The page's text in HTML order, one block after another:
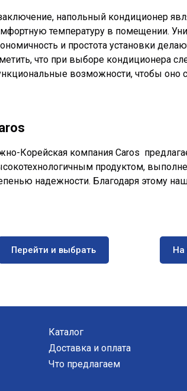
напольный кондиционер
температуру в помещении.
и простота установки
что при выборе кондиционера
возможности, чтобы оно
Корейская компания Caros
продуктом,
надежности. Благодаря этому
На
Перейти и выбрать
Каталог
Доставка и оплата
Что предлагаем